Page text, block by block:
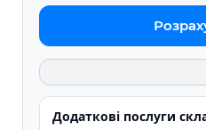
Додаткові послуги